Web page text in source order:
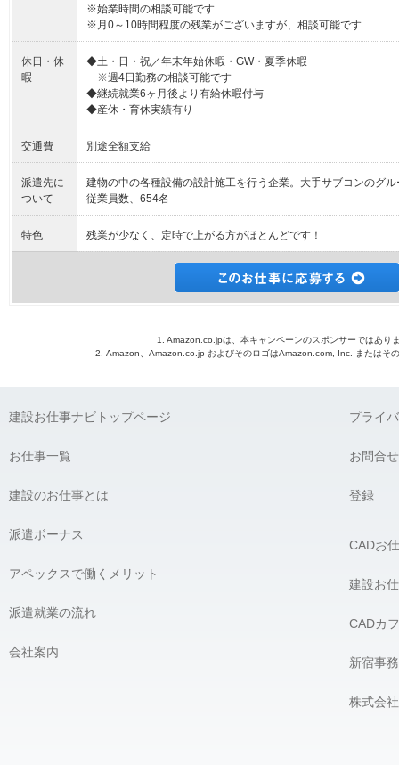
※始業時間の相談可能です
※月0～10時間程度の残業がございますが、相談可能です
休日・休
暇
◆土・日・祝／年末年始休暇・GW・夏季休暇
※週4日勤務の相談可能です
◆継続就業6ヶ月後より有給休暇付与
◆産休・育休実績有り
交通費 別途全額支給
派遣先に
ついて
建物の中の各種設備の設計施工を行う企業。大手サブコンのグ
従業員数、654名
特色 残業が少なく、定時で上がる方がほとんどです！
1. Amazon.co.jpは、本キャンペーンのスポンサーではあり
2. Amazon、Amazon.co.jp およびそのロゴはAmazon.com, Inc. またはそ
建設お仕事ナビトップページ
お仕事一覧
建設のお仕事とは
派遣ボーナス
アペックスで働くメリット
派遣就業の流れ
会社案内
プライ
お問合せ
登録
CADお
建設お
CADカ
新宿事
株式会